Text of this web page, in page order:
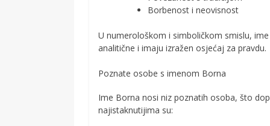
Borbenost i neovisnost
U numerološkom i simboličkom smislu,
analitične i imaju izražen osjećaj za pravdu.
Poznate osobe s imenom Borna
Ime Borna nosi niz poznatih osoba, što
najistaknutijima su: